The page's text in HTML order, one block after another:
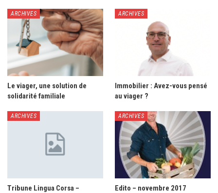
ARCHIVES
Le viager, une solution de
solidarité familiale
ARCHIVES
Immobilier : Avez-vous pensé
au viager ?
ARCHIVES
Tribune Lingua Corsa –
ARCHIVES
Edito – novembre 2017